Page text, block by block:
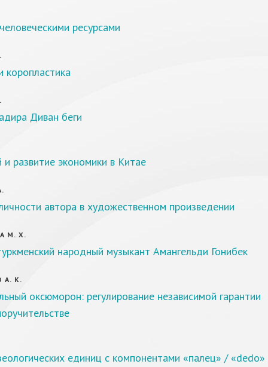
ресурсами
коропластика
Диван беги
развитие экономики в Китае
автора в художественном произведении
М. Х.
народный музыкант Амангельди Гонибек
А. К.
оксюморон: регулирование независимой гарантии
единиц с компонентами «палец» / «dedo»